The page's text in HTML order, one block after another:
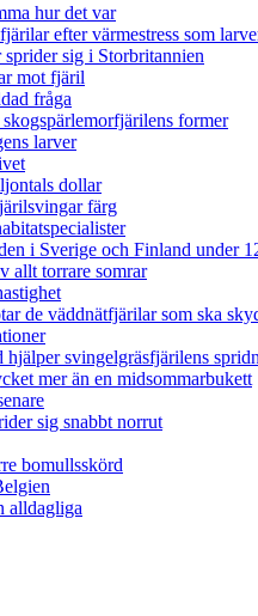
hur det var
efter värmestress som
sig i Storbritannien
mot fjäril
fråga
former
larver
dollar
färg
i Sverige och Finland under
allt torrare somrar
de väddnätfjärilar som ska
hjälper svingelgräsfjärilens
mer än en midsommarbukett
sig snabbt norrut
bomullsskörd
alldagliga